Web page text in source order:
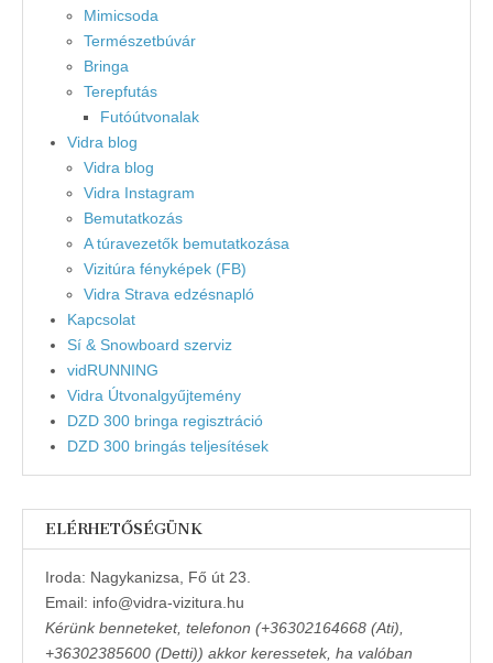
Mimicsoda
Természetbúvár
Bringa
Terepfutás
Futóútvonalak
Vidra blog
Vidra blog
Vidra Instagram
Bemutatkozás
A túravezetők bemutatkozása
Vizitúra fényképek (FB)
Vidra Strava edzésnapló
Kapcsolat
Sí & Snowboard szerviz
vidRUNNING
Vidra Útvonalgyűjtemény
DZD 300 bringa regisztráció
DZD 300 bringás teljesítések
ELÉRHETŐSÉGÜNK
Iroda: Nagykanizsa, Fő út 23.
Email: info@vidra-vizitura.hu
Kérünk benneteket, telefonon (+36302164668 (Ati),
+36302385600 (Detti)) akkor keressetek, ha valóban